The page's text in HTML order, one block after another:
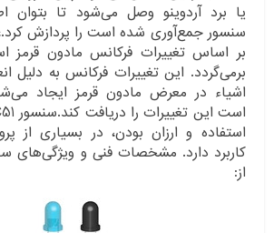
یا برد آردوینو وصل می‌شود تا بتوان
سنسور جمع‌آوری شده است را پردازش
بر اساس تغییرات فرکانس مادون
برمی‌گردد. این تغییرات فرکانس به دلیل
اشیاء در معرض مادون قرمز ایجاد
استفاده و ارزان بودن، در بسیاری از
از: